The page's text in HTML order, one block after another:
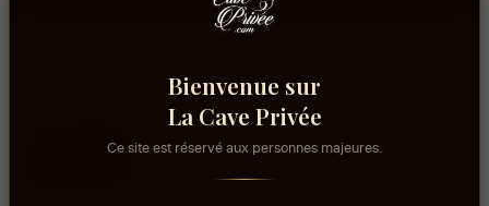
Avis
Bienvenue sur
La Cave Privée
Ce site est réservé aux personnes majeures.